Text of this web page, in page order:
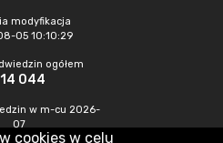
modyfikacja
05 10:10:29
ogółem
044
w m-cu 2026-
07
563
cookies w celu